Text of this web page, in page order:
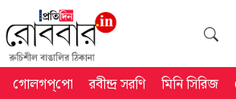
গোলগপ্‌পো রবীন্দ্র সরণি মিনি সিরিজ